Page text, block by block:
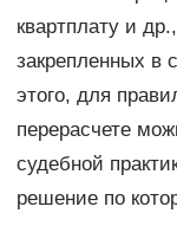
квартплату и
закрепленных в
этого, для
перерасчете
судебной
решение по